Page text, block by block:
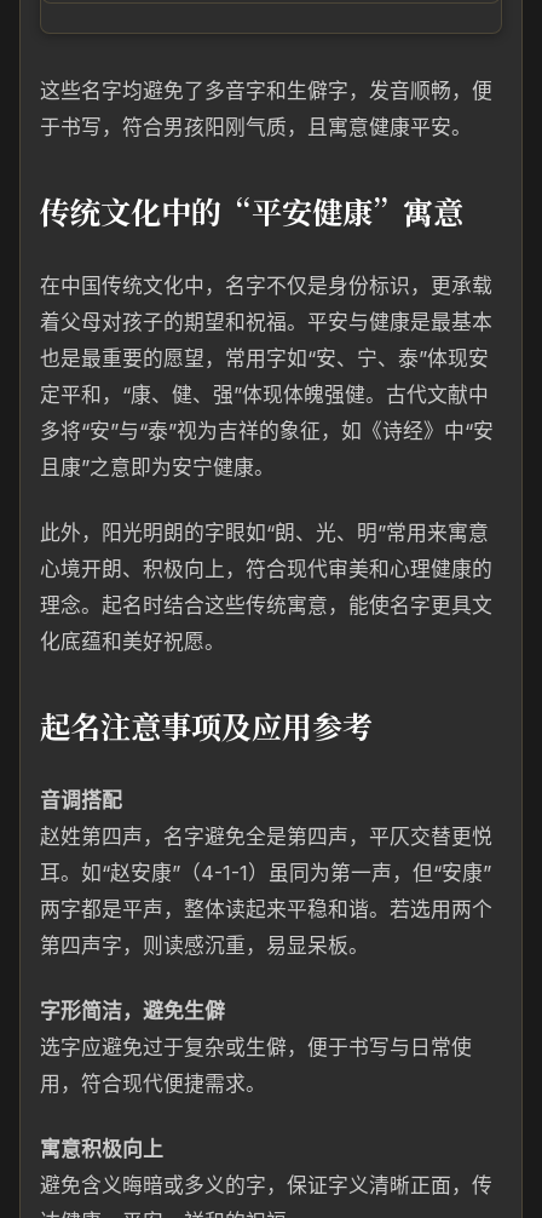
这些名字均避免了多音字和生僻字，发音顺畅，便
于书写，符合男孩阳刚气质，且寓意健康平安。
传统文化中的“平安健康”寓意
在中国传统文化中，名字不仅是身份标识，更承载
着父母对孩子的期望和祝福。平安与健康是最基本
也是最重要的愿望，常用字如“安、宁、泰”体现安
定平和，“康、健、强”体现体魄强健。古代文献中
多将“安”与“泰”视为吉祥的象征，如《诗经》中“安
且康”之意即为安宁健康。
此外，阳光明朗的字眼如“朗、光、明”常用来寓意
心境开朗、积极向上，符合现代审美和心理健康的
理念。起名时结合这些传统寓意，能使名字更具文
化底蕴和美好祝愿。
起名注意事项及应用参考
音调搭配
赵姓第四声，名字避免全是第四声，平仄交替更悦
耳。如“赵安康”（4-1-1）虽同为第一声，但“安康”
两字都是平声，整体读起来平稳和谐。若选用两个
第四声字，则读感沉重，易显呆板。
字形简洁，避免生僻
选字应避免过于复杂或生僻，便于书写与日常使
用，符合现代便捷需求。
寓意积极向上
避免含义晦暗或多义的字，保证字义清晰正面，传